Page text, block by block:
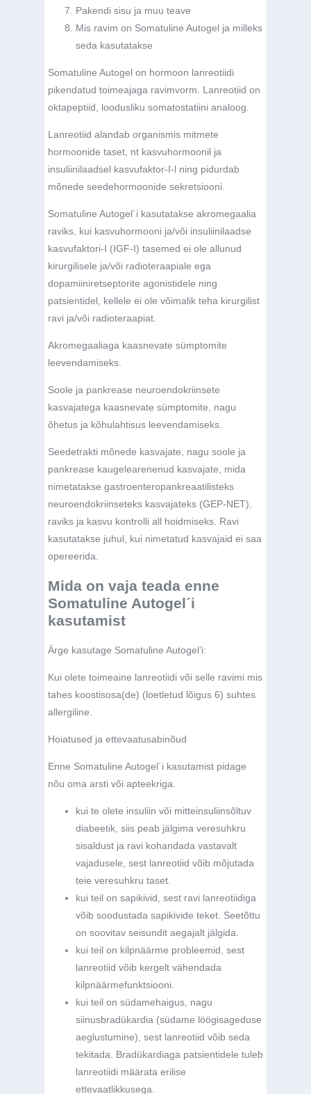
Pakendi sisu ja muu teave
Mis ravim on Somatuline Autogel ja milleks
seda kasutatakse
Somatuline Autogel on hormoon lanreotiidi
pikendatud toimeajaga ravimvorm. Lanreotiid on
oktapeptiid, loodusliku somatostatiini analoog.
Lanreotiid alandab organismis mitmete
hormoonide taset, nt kasvuhormoonil ja
insuliinilaadsel kasvufaktor-I-l ning pidurdab
mõnede seedehormoonide sekretsiooni.
Somatuline Autogel´i kasutatakse akromegaalia
raviks, kui kasvuhormooni ja/või insuliinilaadse
kasvufaktori-I (IGF-I) tasemed ei ole allunud
kirurgilisele ja/või radioteraapiale ega
dopamiiniretseptorite agonistidele ning
patsientidel, kellele ei ole võimalik teha kirurgilist
ravi ja/või radioteraapiat.
Akromegaaliaga kaasnevate sümptomite
leevendamiseks.
Soole ja pankrease neuroendokriinsete
kasvajatega kaasnevate sümptomite, nagu
õhetus ja kõhulahtisus leevendamiseks.
Seedetrakti mõnede kasvajate, nagu soole ja
pankrease kaugelearenenud kasvajate, mida
nimetatakse gastroenteropankreaatilisteks
neuroendokriinseteks kasvajateks (GEP-NET),
raviks ja kasvu kontrolli all hoidmiseks. Ravi
kasutatakse juhul, kui nimetatud kasvajaid ei saa
opereerida.
Mida on vaja teada enne
Somatuline Autogel´i
kasutamist
Ärge kasutage Somatuline Autogel’i:
Kui olete toimeaine lanreotiidi või selle ravimi mis
tahes koostisosa(de) (loetletud lõigus 6) suhtes
allergiline.
Hoiatused ja ettevaatusabinõud
Enne Somatuline Autogel´i kasutamist pidage
nõu oma arsti või apteekriga.
kui te olete insuliin või mitteinsuliinsõltuv
diabeetik, siis peab jälgima veresuhkru
sisaldust ja ravi kohandada vastavalt
vajadusele, sest lanreotiid võib mõjutada
teie veresuhkru taset.
kui teil on sapikivid, sest ravi lanreotiidiga
võib soodustada sapikivide teket. Seetõttu
on soovitav seisundit aegajalt jälgida.
kui teil on kilpnäärme probleemid, sest
lanreotiid võib kergelt vähendada
kilpnäärmefunktsiooni.
kui teil on südamehaigus, nagu
siinusbradükardia (südame löögisageduse
aeglustumine), sest lanreotiid võib seda
tekitada. Bradükardiaga patsientidele tuleb
lanreotiidi määrata erilise
ettevaatlikkusega.